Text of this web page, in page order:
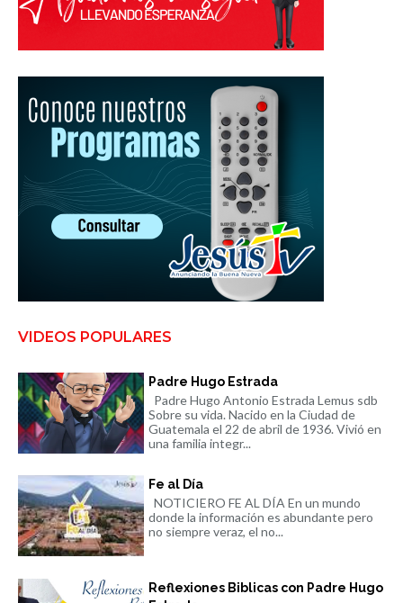
VIDEOS POPULARES
Padre Hugo Estrada
Padre Hugo Antonio Estrada Lemus sdb
Sobre su vida. Nacido en la Ciudad de
Guatemala el 22 de abril de 1936. Vivió en
una familia integr...
Fe al Día
NOTICIERO FE AL DÍA En un mundo
donde la información es abundante pero
no siempre veraz, el no...
Reflexiones Biblicas con Padre Hugo